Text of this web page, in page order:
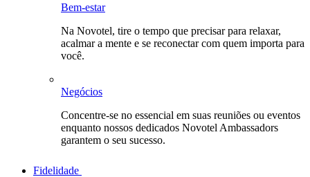
Bem-estar
Na Novotel, tire o tempo que precisar para relaxar,
acalmar a mente e se reconectar com quem importa para
você.
Negócios
Concentre-se no essencial em suas reuniões ou eventos
enquanto nossos dedicados Novotel Ambassadors
garantem o seu sucesso.
Fidelidade